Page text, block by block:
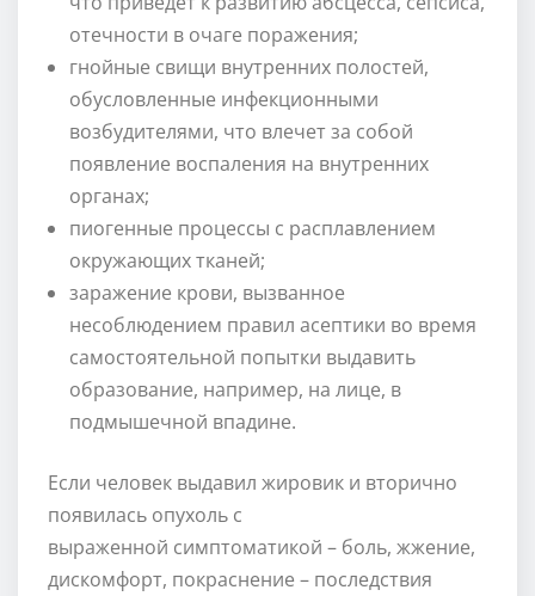
отечности в очаге поражения;
гнойные свищи внутренних полостей,
обусловленные инфекционными
возбудителями, что влечет за собой
появление воспаления на внутренних
органах;
пиогенные процессы с расплавлением
окружающих тканей;
заражение крови, вызванное
несоблюдением правил асептики во время
самостоятельной попытки выдавить
образование, например, на лице, в
подмышечной впадине.
Если человек выдавил жировик и вторично
появилась опухоль с
выраженной симптоматикой – боль, жжение,
дискомфорт, покраснение – последствия